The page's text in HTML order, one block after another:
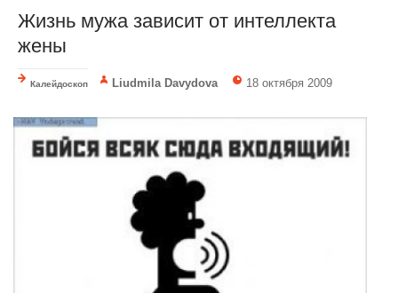
Жизнь мужа зависит от интеллекта
жены
Калейдоскоп Liudmila Davydova 18 октября 2009